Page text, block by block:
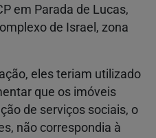
em Parada de Lucas,
de Israel, zona
eles teriam utilizado
que os imóveis
de serviços sociais, o
não correspondia à